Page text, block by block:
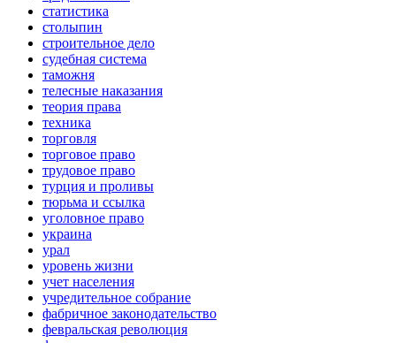
статистика
столыпин
строительное дело
судебная система
таможня
телесные наказания
теория права
техника
торговля
торговое право
трудовое право
турция и проливы
тюрьма и ссылка
уголовное право
украина
урал
уровень жизни
учет населения
учредительное собрание
фабричное законодательство
февральская революция